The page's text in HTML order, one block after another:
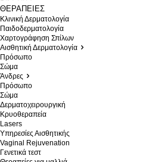
ΘΕΡΑΠΕΙΕΣ
Κλινική Δερματολογία
Παιδοδερματολογία
Χαρτογράφηση Σπίλων
Αισθητική Δερματολογία
Πρόσωπο
Σώμα
Άνδρες
Πρόσωπο
Σώμα
Δερματοχειρουργική
Κρυοθεραπεία
Lasers
Υπηρεσίες Αισθητικής
Vaginal Rejuvenation
Γενετικά τεστ